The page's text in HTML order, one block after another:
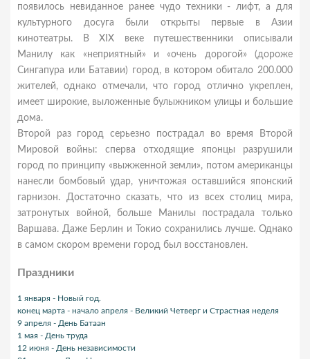
появилось невиданное ранее чудо техники - лифт, а для
культурного досуга были открыты первые в Азии
кинотеатры. В XIX веке путешественники описывали
Манилу как «неприятный» и «очень дорогой» (дороже
Сингапура или Батавии) город, в котором обитало 200.000
жителей, однако отмечали, что город отлично укреплен,
имеет широкие, выложенные булыжником улицы и большие
дома.
Второй раз город серьезно пострадал во время Второй
Мировой войны: сперва отходящие японцы разрушили
город по принципу «выжженной земли», потом американцы
нанесли бомбовый удар, уничтожая оставшийся японский
гарнизон. Достаточно сказать, что из всех столиц мира,
затронутых войной, больше Манилы пострадала только
Варшава. Даже Берлин и Токио сохранились лучше. Однако
в самом скором времени город был восстановлен.
Праздники
1 января - Новый год.
конец марта - начало апреля - Великий Четверг и Страстная неделя
9 апреля - День Батаан
1 мая - День труда
12 июня - День независимости